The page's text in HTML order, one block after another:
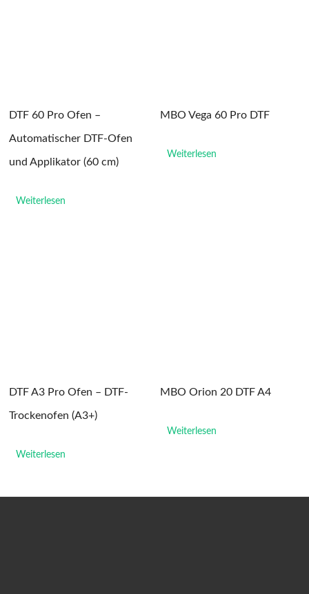
DTF 60 Pro Ofen –
Automatischer DTF-Ofen
und Applikator (60 cm)
Weiterlesen
MBO Vega 60 Pro DTF
Weiterlesen
DTF A3 Pro Ofen – DTF-
Trockenofen (A3+)
Weiterlesen
MBO Orion 20 DTF A4
Weiterlesen